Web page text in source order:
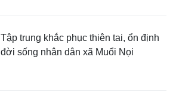
Tập trung khắc phục thiên tai, ổn định
đời sống nhân dân xã Muổi Nọi